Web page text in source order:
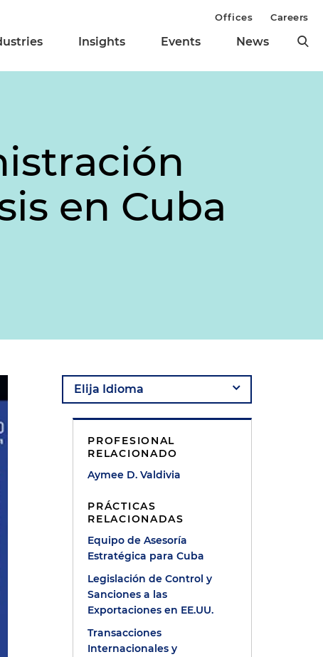
Insights Events News
Offices Careers
en Cuba
PROFESIONAL
RELACIONADO
Aymee D. Valdivia
PRÁCTICAS
RELACIONADAS
Equipo de Asesoría
Estratégica para Cuba
Legislación de Control y
Sanciones a las
Exportaciones en EE.UU.
Transacciones
Internacionales y